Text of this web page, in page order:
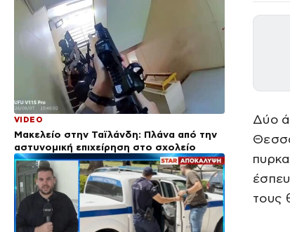
VIDEO
Μακελείο στην Ταϊλάνδη: Πλάνα από την
αστυνομική επιχείρηση στο σχολείο
Δύο
τους